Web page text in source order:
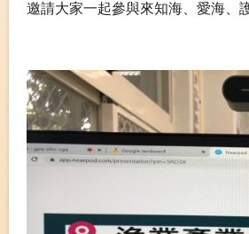
邀請大家一起參與來知海、愛海、